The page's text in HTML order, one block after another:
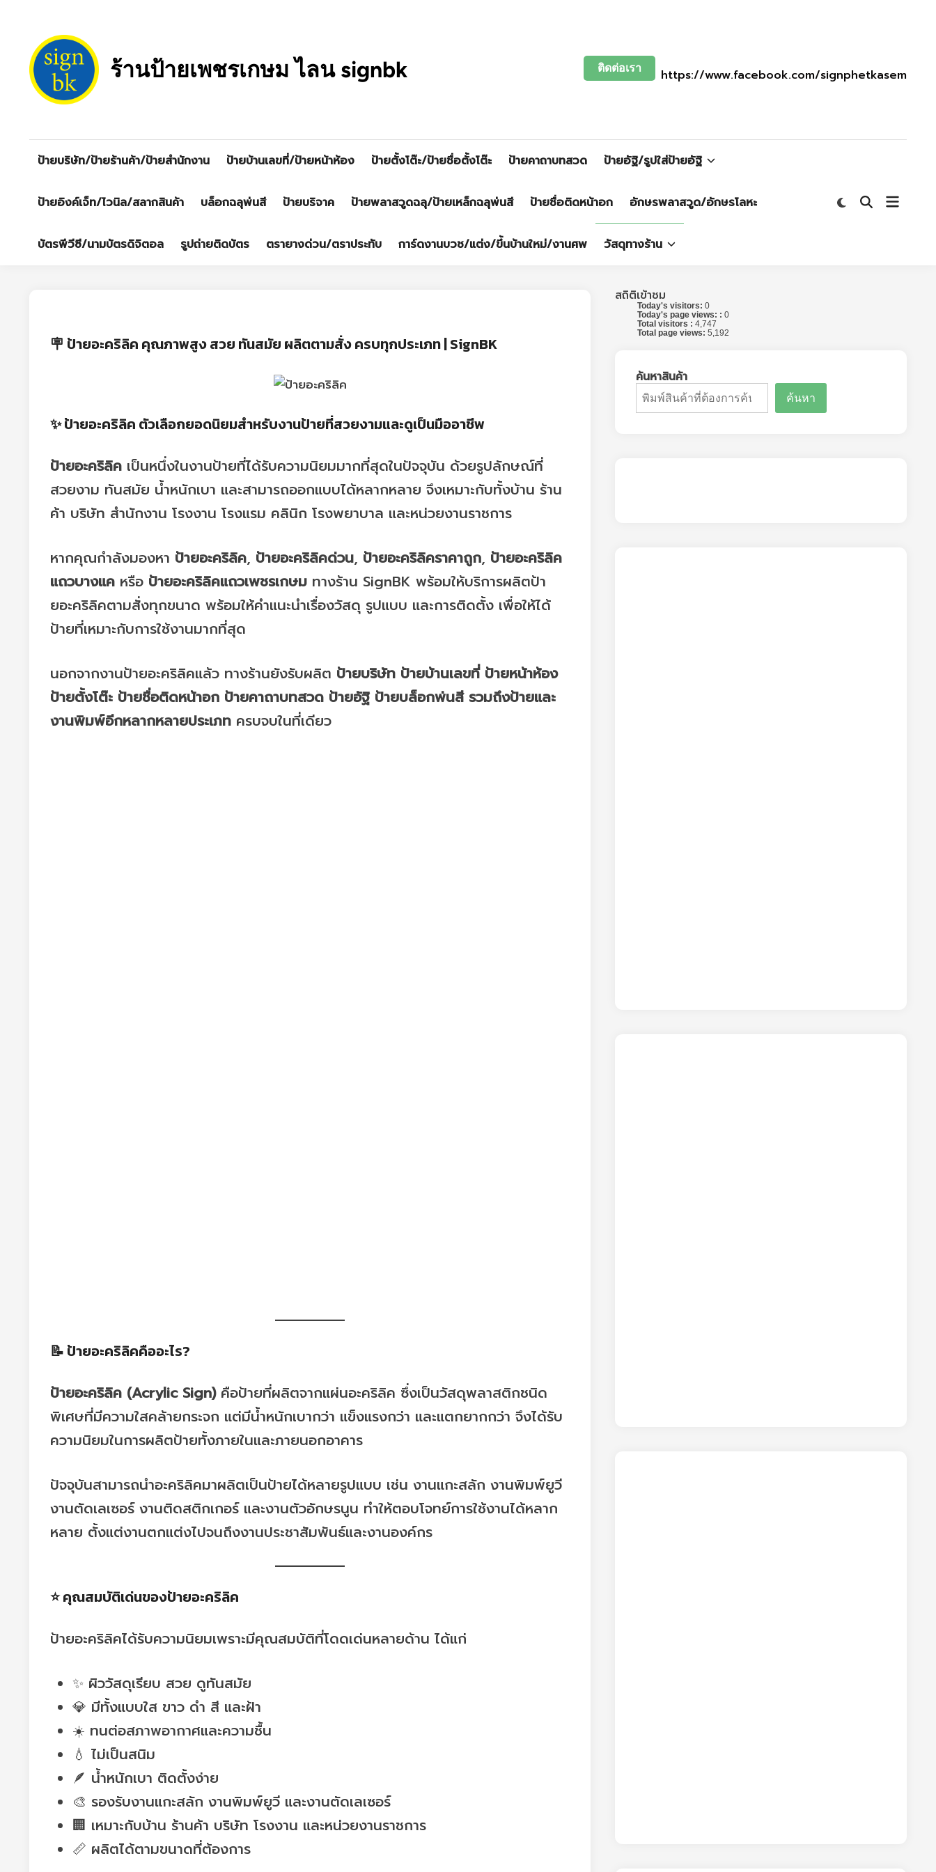
ร้านป้ายเพชรเกษม ไลน signbk ติดต่อเรา https://www.facebook.com/signphetkasem
ป้ายบริษัท/ป้ายร้านค้า/ป้ายสำนักงาน ป้ายบ้านเลขที่/ป้ายหน้าห้อง ป้ายตั้งโต๊ะ/ป้ายชื่อตั้งโต๊ะ ป้ายคาถาบทสวด ป้ายอัฐิ/รูปใส่ป้ายอัฐิ
ป้ายอิงค์เจ็ท/ไวนิล/สลากสินค้า บล็อกฉลุพ่นสี ป้ายบริจาค ป้ายพลาสวูดฉลุ/ป้ายเหล็กฉลุพ่นสี ป้ายชื่อติดหน้าอก อักษรพลาสวูด/อักษรโลหะ
บัตรพีวีซี/นามบัตรดิจิตอล รูปถ่ายติดบัตร ตรายางด่วน/ตราประทับ การ์ดงานบวช/แต่ง/ขึ้นบ้านใหม่/งานศพ วัสดุทางร้าน
SwitchOpenOpen
🪧 ป้ายอะคริลิค คุณภาพสูง สวย ทันสมัย ผลิตตามสั่ง ครบทุกประเภท | SignBK
✨ ป้ายอะคริลิค ตัวเลือกยอดนิยมสำหรับงานป้ายที่สวยงามและดูเป็นมืออาชีพ
ป้ายอะคริลิค เป็นหนึ่งในงานป้ายที่ได้รับความนิยมมากที่สุดในปัจจุบัน ด้วยรูปลักษณ์ที่
สวยงาม ทันสมัย น้ำหนักเบา และสามารถออกแบบได้หลากหลาย จึงเหมาะกับทั้งบ้าน ร้าน
ค้า บริษัท สำนักงาน โรงงาน โรงแรม คลินิก โรงพยาบาล และหน่วยงานราชการ
หากคุณกำลังมองหา ป้ายอะคริลิค, ป้ายอะคริลิคด่วน, ป้ายอะคริลิคราคาถูก, ป้ายอะคริลิค
แถวบางแค หรือ ป้ายอะคริลิคแถวเพชรเกษม ทางร้าน SignBK พร้อมให้บริการผลิตป้า
ยอะคริลิคตามสั่งทุกขนาด พร้อมให้คำแนะนำเรื่องวัสดุ รูปแบบ และการติดตั้ง เพื่อให้ได้
ป้ายที่เหมาะกับการใช้งานมากที่สุด
นอกจากงานป้ายอะคริลิคแล้ว ทางร้านยังรับผลิต ป้ายบริษัท ป้ายบ้านเลขที่ ป้ายหน้าห้อง
ป้ายตั้งโต๊ะ ป้ายชื่อติดหน้าอก ป้ายคาถาบทสวด ป้ายอัฐิ ป้ายบล็อกพ่นสี รวมถึงป้ายและ
งานพิมพ์อีกหลากหลายประเภท ครบจบในที่เดียว
📝 ป้ายอะคริลิคคืออะไร?
ป้ายอะคริลิค (Acrylic Sign)คือป้ายที่ผลิตจากแผ่นอะคริลิค ซึ่งเป็นวัสดุพลาสติกชนิด
พิเศษที่มีความใสคล้ายกระจก แต่มีน้ำหนักเบากว่า แข็งแรงกว่า และแตกยากกว่า จึงได้รับ
ความนิยมในการผลิตป้ายทั้งภายในและภายนอกอาคาร
ปัจจุบันสามารถนำอะคริลิคมาผลิตเป็นป้ายได้หลายรูปแบบ เช่น งานแกะสลัก งานพิมพ์ยูวี
งานตัดเลเซอร์ งานติดสติกเกอร์ และงานตัวอักษรนูน ทำให้ตอบโจทย์การใช้งานได้หลาก
หลาย ตั้งแต่งานตกแต่งไปจนถึงงานประชาสัมพันธ์และงานองค์กร
⭐ คุณสมบัติเด่นของป้ายอะคริลิค
ป้ายอะคริลิคได้รับความนิยมเพราะมีคุณสมบัติที่โดดเด่นหลายด้าน ได้แก่
✨ ผิววัสดุเรียบ สวย ดูทันสมัย
💎 มีทั้งแบบใส ขาว ดำ สี และฝ้า
☀️ ทนต่อสภาพอากาศและความชื้น
💧 ไม่เป็นสนิม
🪶 น้ำหนักเบา ติดตั้งง่าย
🎨 รองรับงานแกะสลัก งานพิมพ์ยูวี และงานตัดเลเซอร์
🏢 เหมาะกับบ้าน ร้านค้า บริษัท โรงงาน และหน่วยงานราชการ
📏 ผลิตได้ตามขนาดที่ต้องการ
สถิติเข้าชม
Today's visitors:0
Today's page views: :0
Total visitors :4,747
Total page views:5,192
ค้นหาสินค้า
ค้นหา